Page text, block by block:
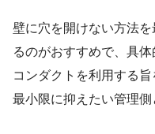
壁に穴を開けない方法
るのがおすすめで、具
コンダクトを利用する
最小限に抑えたい管理側